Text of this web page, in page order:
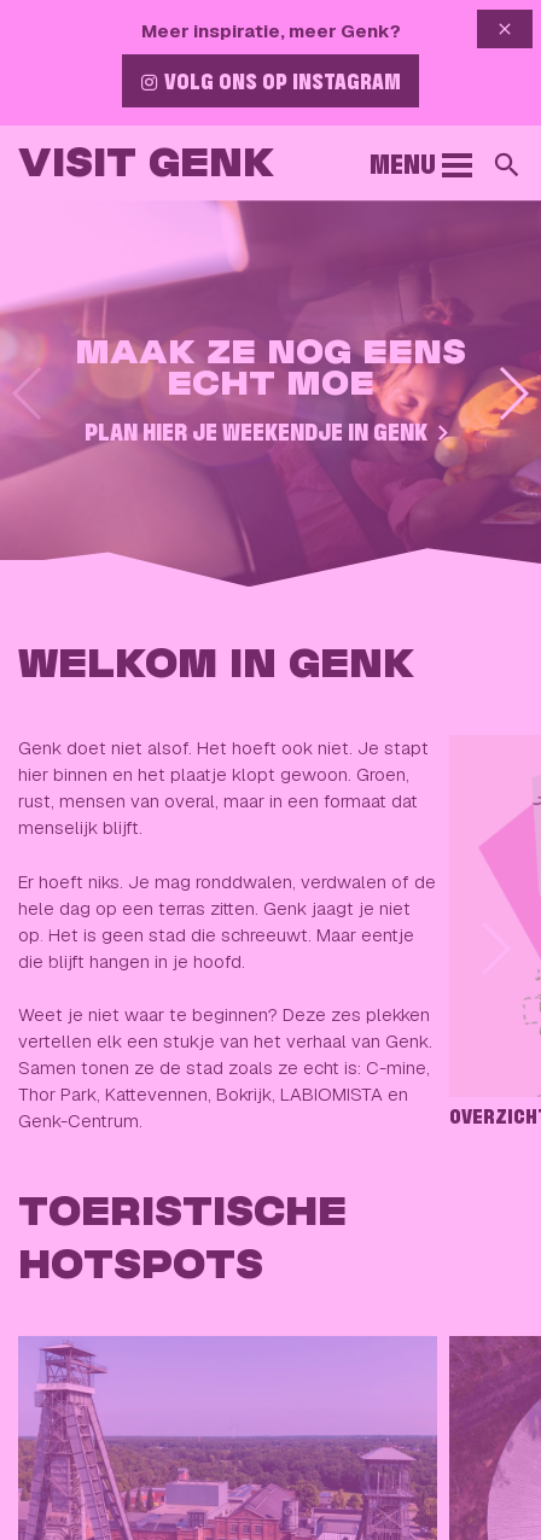
Meer inspiratie, meer Genk?
VOLG ONS OP INSTAGRAM
VISIT GENK MENU
MAAK ZE NOG EENS
ECHT MOE
PLAN HIER JE WEEKENDJE IN GENK
COOL HÉ?
PLAN NU JE FIETSWEEKEND!
TIJD OM TE
WANDELEN!
VERGEET JE BLARENPLEISTERS NIET!
WELKOM IN GENK
Genk doet niet alsof. Het hoeft ook niet. Je stapt
hier binnen en het plaatje klopt gewoon. Groen,
rust, mensen van overal, maar in een formaat dat
menselijk blijft.
Er hoeft niks. Je mag ronddwalen, verdwalen of de
hele dag op een terras zitten. Genk jaagt je niet
op. Het is geen stad die schreeuwt. Maar eentje
die blijft hangen in je hoofd.
Weet je niet waar te beginnen? Deze zes plekken
vertellen elk een stukje van het verhaal van Genk.
Samen tonen ze de stad zoals ze echt is: C-mine,
Thor Park, Kattevennen, Bokrijk, LABIOMISTA en
Genk-Centrum.
TOERISTISCHE
HOTSPOTS